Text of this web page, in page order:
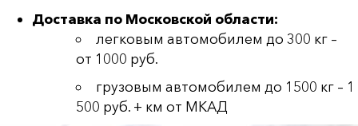
Доставка по Московской области:
легковым автомобилем до 300 кг –
от 1000 руб.
грузовым автомобилем до 1500 кг – 1
500 руб. + км от МКАД